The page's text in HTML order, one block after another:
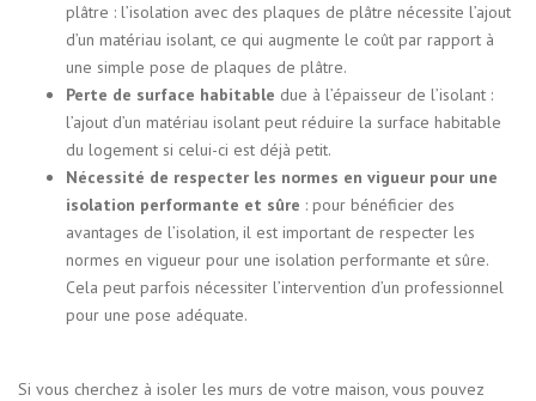
plâtre : l’isolation avec des plaques de plâtre nécessite l’ajout
d’un matériau isolant, ce qui augmente le coût par rapport à
une simple pose de plaques de plâtre.
Perte de surface habitable due à l’épaisseur de l’isolant :
l’ajout d’un matériau isolant peut réduire la surface habitable
du logement si celui-ci est déjà petit.
Nécessité de respecter les normes en vigueur pour une
isolation performante et sûre : pour bénéficier des
avantages de l’isolation, il est important de respecter les
normes en vigueur pour une isolation performante et sûre.
Cela peut parfois nécessiter l’intervention d’un professionnel
pour une pose adéquate.
Si vous cherchez à isoler les murs de votre maison, vous pouvez